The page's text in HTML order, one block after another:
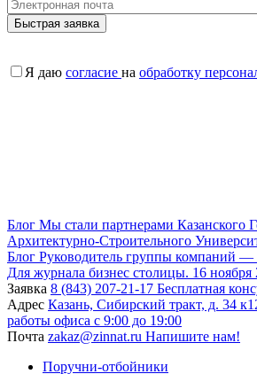
Я даю согласие на обработку
Блог Мы стали партнерами Казанского
Архитектурно-Строительного
Блог Руководитель группы компаний —
Для журнала бизнес столицы. 16 ноября
Заявка 8 (843) 207-21-17 Бесплатная
Адрес Казань, Сибирский тракт, д. 34
работы офиса с 9:00 до 19:00
Почта zakaz@zinnat.ru Напишите нам!
Поручни-отбойники